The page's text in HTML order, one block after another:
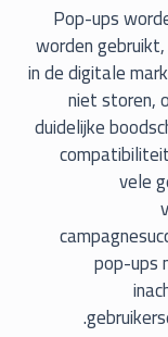
Pop-ups
worden
in de digitale
niet storen,
duidelijke
vele
pop-ups